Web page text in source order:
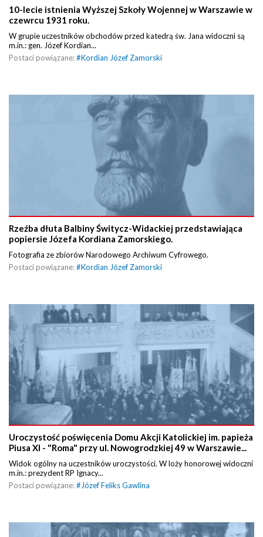
10-lecie istnienia Wyższej Szkoły Wojennej w Warszawie w
czewrcu 1931 roku.
W grupie uczestników obchodów przed katedrą św. Jana widoczni są
m.in.: gen. Józef Kordian...
Postaci powiązane:#Kordian Józef Zamorski
Rzeźba dłuta Balbiny Świtycz-Widackiej przedstawiająca
popiersie Józefa Kordiana Zamorskiego.
Fotografia ze zbiorów Narodowego Archiwum Cyfrowego.
Postaci powiązane:#Kordian Józef Zamorski
Uroczystość poświęcenia Domu Akcji Katolickiej im. papieża
Piusa XI - "Roma" przy ul. Nowogrodzkiej 49 w Warszawie...
Widok ogólny na uczestników uroczystości. W loży honorowej widoczni
m.in.: prezydent RP Ignacy...
Postaci powiązane:# Józef Feliks Gawlina